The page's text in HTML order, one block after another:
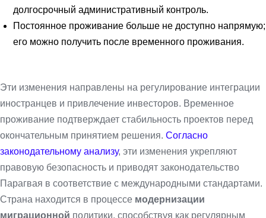
долгосрочный административный контроль.
Постоянное проживание больше не доступно напрямую;
его можно получить после временного проживания.
Эти изменения направлены на регулирование интеграции
иностранцев и привлечение инвесторов. Временное
проживание подтверждает стабильность проектов перед
окончательным принятием решения. Согласно
законодательному анализу, эти изменения укрепляют
правовую безопасность и приводят законодательство
Парагвая в соответствие с международными стандартами.
Страна находится в процессе модернизации
миграционной политики, способствуя как регулярным